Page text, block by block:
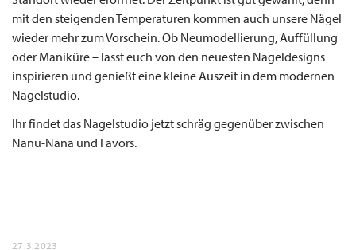
mit den steigenden Temperaturen kommen auch unsere Nägel
wieder mehr zum Vorschein. Ob Neumodellierung, Auffüllung
oder Maniküre – lasst euch von den neuesten Nageldesigns
inspirieren und genießt eine kleine Auszeit in dem modernen
Nagelstudio.
Ihr findet das Nagelstudio jetzt schräg gegenüber zwischen
Nanu-Nana und Favors.
27.3.2023